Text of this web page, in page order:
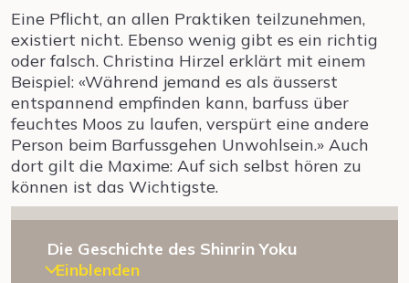
Eine Pflicht, an allen Praktiken teilzunehmen,
existiert nicht. Ebenso wenig gibt es ein richtig
oder falsch. Christina Hirzel erklärt mit einem
Beispiel: «Während jemand es als äusserst
entspannend empfinden kann, barfuss über
feuchtes Moos zu laufen, verspürt eine andere
Person beim Barfussgehen Unwohlsein.» Auch
dort gilt die Maxime: Auf sich selbst hören zu
können ist das Wichtigste.
Die Geschichte des Shinrin Yoku
Einblenden